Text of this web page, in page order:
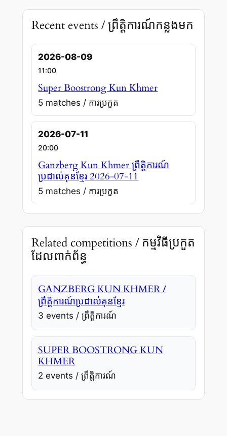
Recent events / ព្រឹត្តិការណ៍កន្លងមក
2026-08-09
11:00
Super Boostrong Kun Khmer
5 matches / ការប្រកួត
2026-07-11
20:00
Ganzberg Kun Khmer ព្រឹត្តិការណ៍
ប្រដាល់គុនខ្មែរ 2026-07-11
5 matches / ការប្រកួត
Related competitions / កម្មវិធីប្រកួត
ដែលពាក់ព័ន្ធ
GANZBERG KUN KHMER/
ព្រឹត្តិការណ៍ប្រដាល់គុនខ្មែរ
3 events / ព្រឹត្តិការណ៍
SUPER BOOSTRONG KUN
KHMER
2 events / ព្រឹត្តិការណ៍